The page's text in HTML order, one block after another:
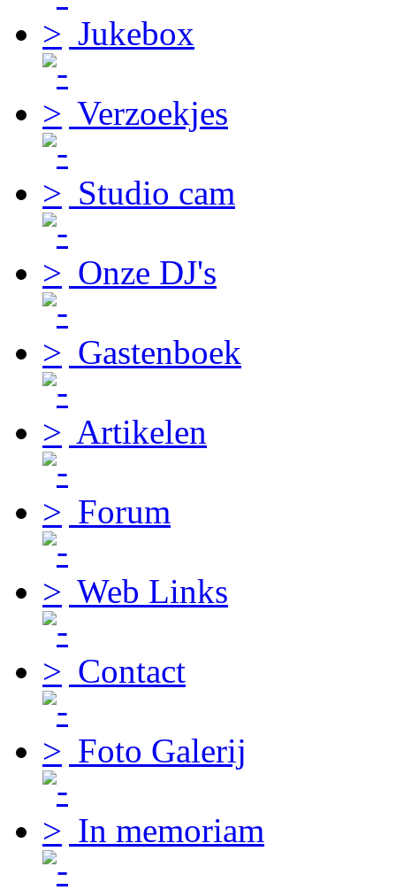
Jukebox
Verzoekjes
Studio cam
Onze DJ's
Gastenboek
Artikelen
Forum
Web Links
Contact
Foto Galerij
In memoriam